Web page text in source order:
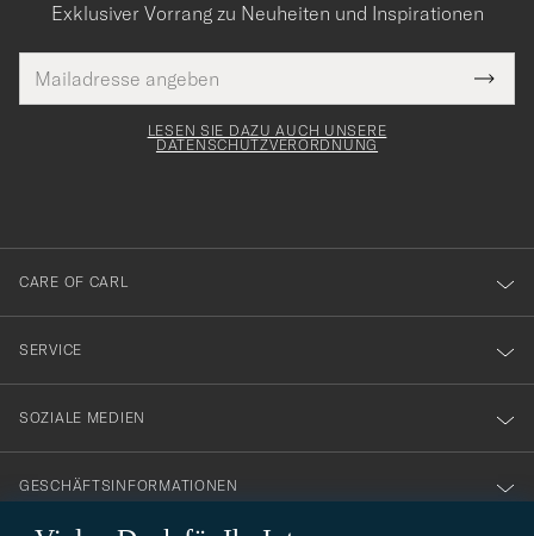
Exklusiver Vorrang zu Neuheiten und Inspirationen
Mail
Adresse
Tack
för
dig
till
vårt
nyhetsbrev!
LESEN SIE DAZU AUCH UNSERE
DATENSCHUTZVERORDNUNG
CARE OF CARL
SERVICE
SOZIALE MEDIEN
GESCHÄFTSINFORMATIONEN